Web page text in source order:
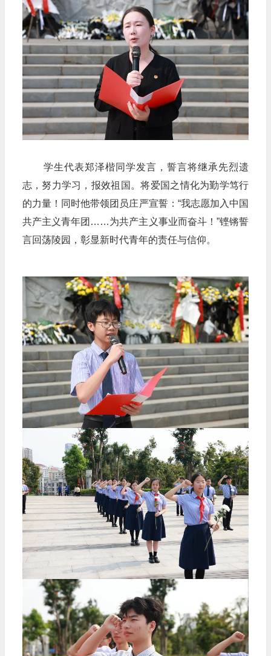
学生代表郑泽楷同学发言，誓言将继承先烈遗
志，努力学习，报效祖国。将爱国之情化为勤学笃行
的力量！同时他带领团员庄严宣誓：“我志愿加入中国
共产主义青年团……为共产主义事业而奋斗！”铿锵誓
言回荡陵园，彰显新时代青年的责任与信仰。